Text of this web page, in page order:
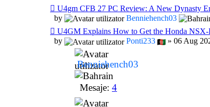
U4gm CFB 27 PC Review: A New Dynasty
by
Benniehench03
U4GM Explains How to Get the Honda
by
Ponti233 » 06 Aug
Benniehench03
Mesaje: 4